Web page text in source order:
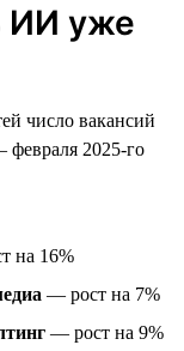
ИИ уже
число вакансий
февраля 2025-го
на 16%
— рост на 7%
— рост на 9%